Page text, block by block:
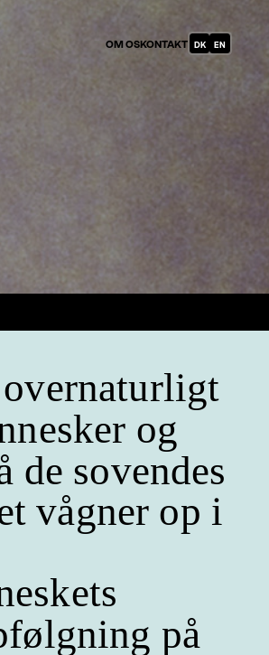
OM OSKONTAKT
DANISH
(DENMARK)
ENGLISH
overnaturligt
og
sovendes
vågner op i
på